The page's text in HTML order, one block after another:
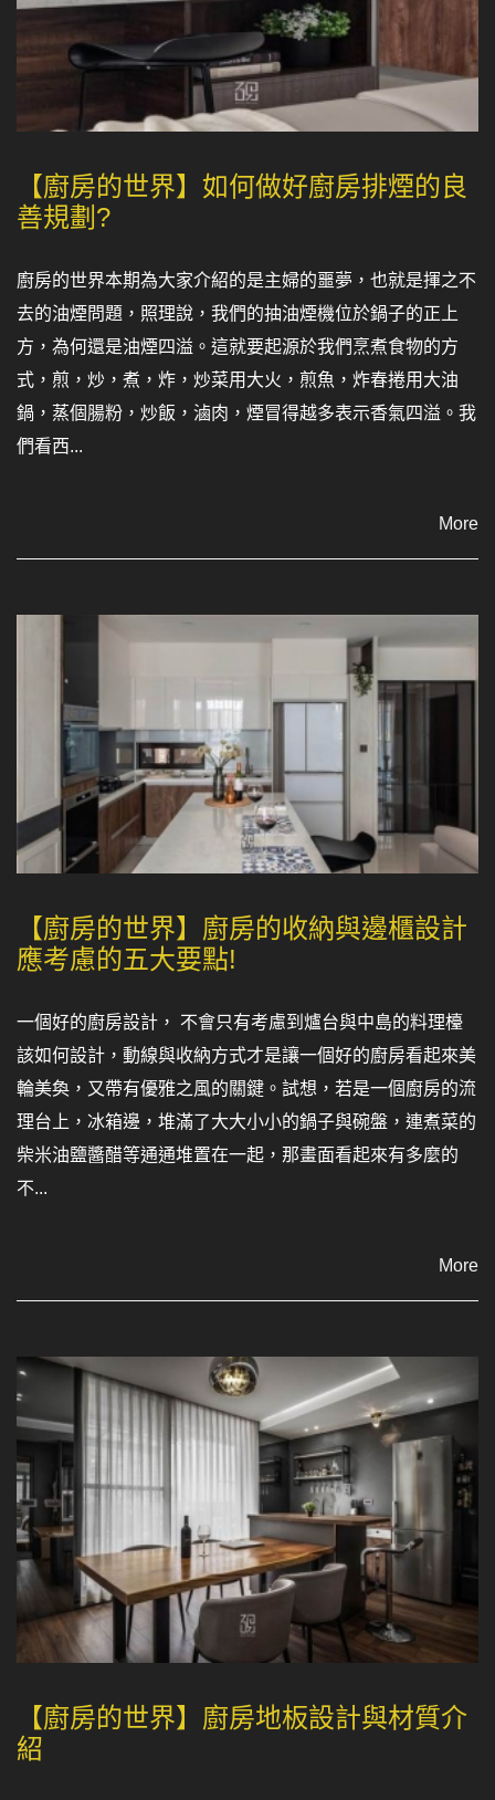
【廚房的世界】如何做好廚房排煙的良
善規劃?
廚房的世界本期為大家介紹的是主婦的噩夢，也就是揮之不
去的油煙問題，照理說，我們的抽油煙機位於鍋子的正上
方，為何還是油煙四溢。這就要起源於我們烹煮食物的方
式，煎，炒，煮，炸，炒菜用大火，煎魚，炸春捲用大油
鍋，蒸個腸粉，炒飯，滷肉，煙冒得越多表示香氣四溢。我
們看西...
More
【廚房的世界】廚房的收納與邊櫃設計
應考慮的五大要點!
一個好的廚房設計， 不會只有考慮到爐台與中島的料理檯
該如何設計，動線與收納方式才是讓一個好的廚房看起來美
輪美奐，又帶有優雅之風的關鍵。試想，若是一個廚房的流
理台上，冰箱邊，堆滿了大大小小的鍋子與碗盤，連煮菜的
柴米油鹽醬醋等通通堆置在一起，那畫面看起來有多麼的
不...
More
【廚房的世界】廚房地板設計與材質介
紹